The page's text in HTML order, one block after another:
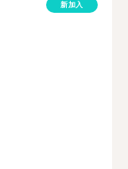
新加入